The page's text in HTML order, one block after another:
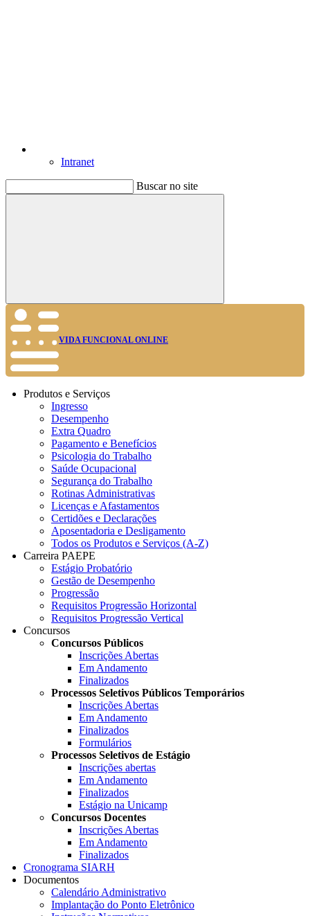
Intranet
Buscar no site
Buscar
VIDA FUNCIONAL ONLINE
Produtos e Serviços
Ingresso
Desempenho
Extra Quadro
Pagamento e Benefícios
Psicologia do Trabalho
Saúde Ocupacional
Segurança do Trabalho
Rotinas Administrativas
Licenças e Afastamentos
Certidões e Declarações
Aposentadoria e Desligamento
Todos os Produtos e Serviços (A-Z)
Carreira PAEPE
Estágio Probatório
Gestão de Desempenho
Progressão
Requisitos Progressão Horizontal
Requisitos Progressão Vertical
Concursos
Concursos Públicos
Inscrições Abertas
Em Andamento
Finalizados
Processos Seletivos Públicos Temporários
Inscrições Abertas
Em Andamento
Finalizados
Formulários
Processos Seletivos de Estágio
Inscrições abertas
Em Andamento
Finalizados
Estágio na Unicamp
Concursos Docentes
Inscrições Abertas
Em Andamento
Finalizados
Cronograma SIARH
Documentos
Calendário Administrativo
Implantação do Ponto Eletrônico